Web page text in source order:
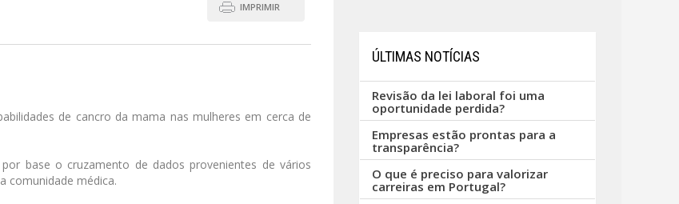
IMPRIMIR
de cancro da mama nas mulheres em cerca de
base o cruzamento de dados provenientes de vários
comunidade médica.
ÚLTIMAS NOTÍCIAS
Revisão da lei laboral foi uma
oportunidade perdida?
Empresas estão prontas para a
transparência?
O que é preciso para valorizar
carreiras em Portugal?